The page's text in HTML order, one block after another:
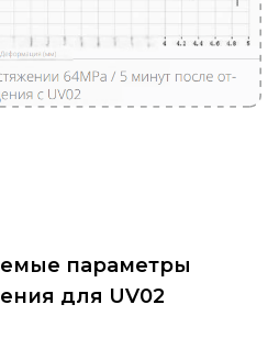
параметры
для UV02